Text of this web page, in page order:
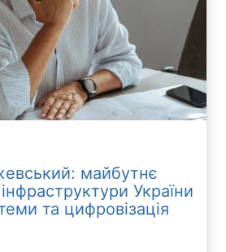
майбутнє
України
та цифровізація